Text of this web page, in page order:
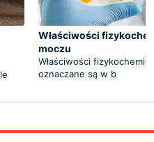
Właściwości
moczu
Właściwości
oznaczane są w b